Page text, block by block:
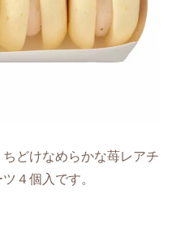
どけなめらかな苺レアチ
４個入です。